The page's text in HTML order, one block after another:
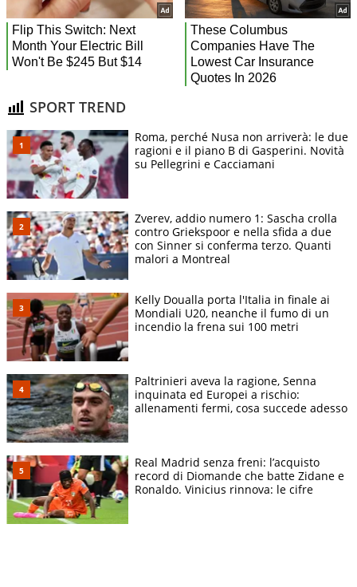
SPORT TREND
Roma, perché Nusa non arriverà: le due
ragioni e il piano B di Gasperini. Novità
su Pellegrini e Cacciamani
Zverev, addio numero 1: Sascha crolla
contro Griekspoor e nella sfida a due
con Sinner si conferma terzo. Quanti
malori a Montreal
Kelly Doualla porta l'Italia in finale ai
Mondiali U20, neanche il fumo di un
incendio la frena sui 100 metri
Paltrinieri aveva la ragione, Senna
inquinata ed Europei a rischio:
allenamenti fermi, cosa succede adesso
Real Madrid senza freni: l’acquisto
record di Diomande che batte Zidane e
Ronaldo. Vinicius rinnova: le cifre